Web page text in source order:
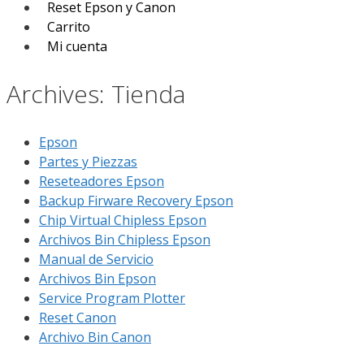
Reset Epson y Canon
Carrito
Mi cuenta
Archives: Tienda
Epson
Partes y Piezzas
Reseteadores Epson
Backup Firware Recovery Epson
Chip Virtual Chipless Epson
Archivos Bin Chipless Epson
Manual de Servicio
Archivos Bin Epson
Service Program Plotter
Reset Canon
Archivo Bin Canon